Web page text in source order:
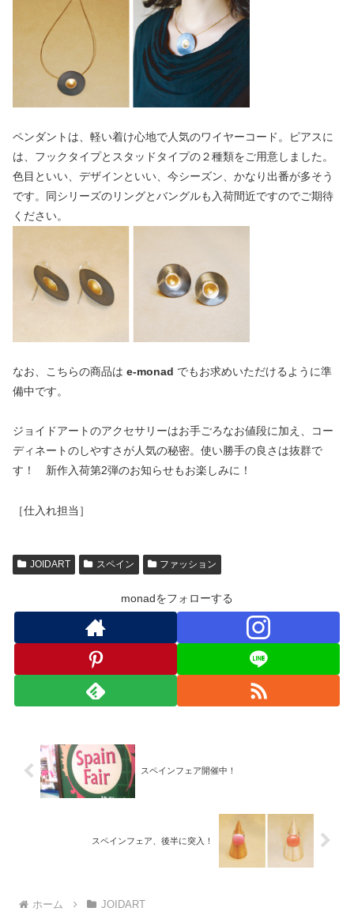
ペンダントは、軽い着け心地で人気のワイヤーコード。ピアスに
は、フックタイプとスタッドタイプの２種類をご用意しました。
色目といい、デザインといい、今シーズン、かなり出番が多そう
です。同シリーズのリングとバングルも入荷間近ですのでご期待
ください。
なお、こちらの商品は e-monad でもお求めいただけるように準
備中です。
ジョイドアートのアクセサリーはお手ごろなお値段に加え、コー
ディネートのしやすさが人気の秘密。使い勝手の良さは抜群で
す！ 新作入荷第2弾のお知らせもお楽しみに！
［仕入れ担当］
JOIDART スペイン ファッション
monadをフォローする
スペインフェア開催中！
スペインフェア、後半に突入！
ホーム JOIDART